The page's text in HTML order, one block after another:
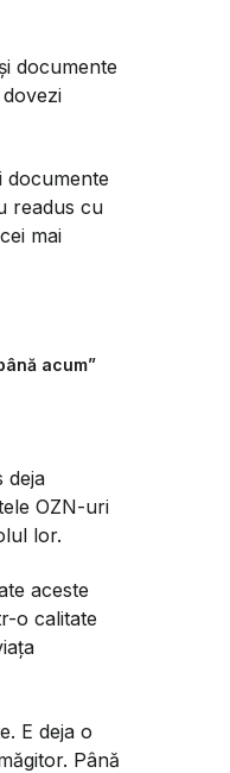
documente
documente
readus cu
mai
acum”
deja
OZN-uri
lor.
aceste
o calitate
E deja o
Până